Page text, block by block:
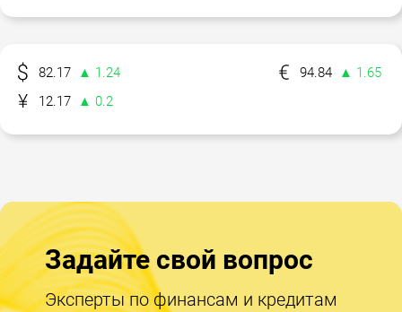
82.17 ▲ 1.24 94.84
▲ 1.65
12.17
▲ 0.2
Задайте свой вопрос
Эксперты по финансам и кредитам